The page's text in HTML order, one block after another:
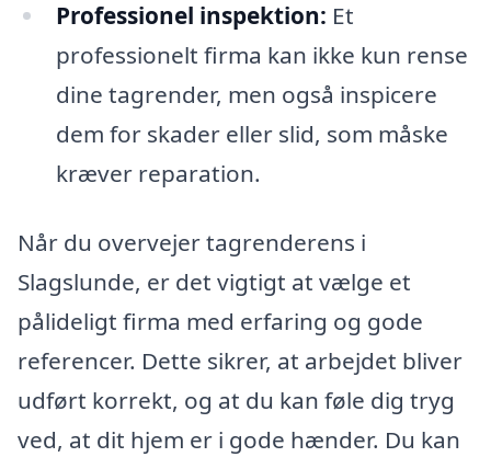
Professionel inspektion: Et
professionelt firma kan ikke kun rense
dine tagrender, men også inspicere
dem for skader eller slid, som måske
kræver reparation.
Når du overvejer tagrenderens i
Slagslunde, er det vigtigt at vælge et
pålideligt firma med erfaring og gode
referencer. Dette sikrer, at arbejdet bliver
udført korrekt, og at du kan føle dig tryg
ved, at dit hjem er i gode hænder. Du kan